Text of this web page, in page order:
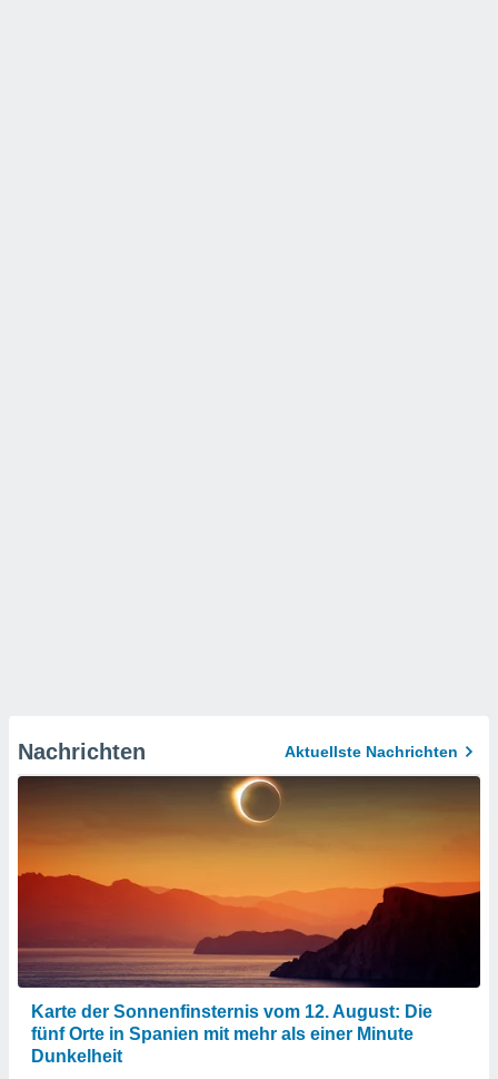
Nachrichten Aktuellste Nachrichten
Karte der Sonnenfinsternis vom 12. August: Die
fünf Orte in Spanien mit mehr als einer Minute
Dunkelheit